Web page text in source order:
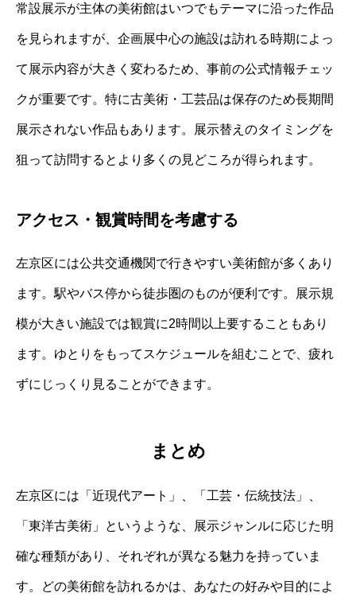
常設展示が主体の美術館はいつでもテーマに沿った作品
を見られますが、企画展中心の施設は訪れる時期によっ
て展示内容が大きく変わるため、事前の公式情報チェッ
クが重要です。特に古美術・工芸品は保存のため長期間
展示されない作品もあります。展示替えのタイミングを
狙って訪問するとより多くの見どころが得られます。
アクセス・観賞時間を考慮する
左京区には公共交通機関で行きやすい美術館が多くあり
ます。駅やバス停から徒歩圏のものが便利です。展示規
模が大きい施設では観賞に2時間以上要することもあり
ます。ゆとりをもってスケジュールを組むことで、疲れ
ずにじっくり見ることができます。
まとめ
左京区には「近現代アート」、「工芸・伝統技法」、
「東洋古美術」というような、展示ジャンルに応じた明
確な種類があり、それぞれが異なる魅力を持っていま
す。どの美術館を訪れるかは、あなたの好みや目的によ